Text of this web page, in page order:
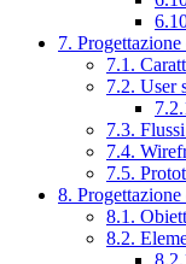
7.
7.1.
7.2. User
7.3.
7.4.
7.5.
8.
8.1.
8.2.